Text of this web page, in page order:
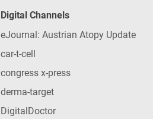
Digital Channels
eJournal: Austrian Atopy Update
car-t-cell
congress x-press
derma-target
DigitalDoctor